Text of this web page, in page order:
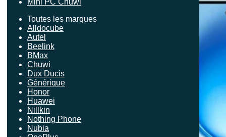
Mini PC Chuwi
Toutes les marques
Alldocube
Autel
Beelink
BMax
Chuwi
Dux Ducis
Générique
Honor
Huawei
Nillkin
Nothing Phone
Nubia